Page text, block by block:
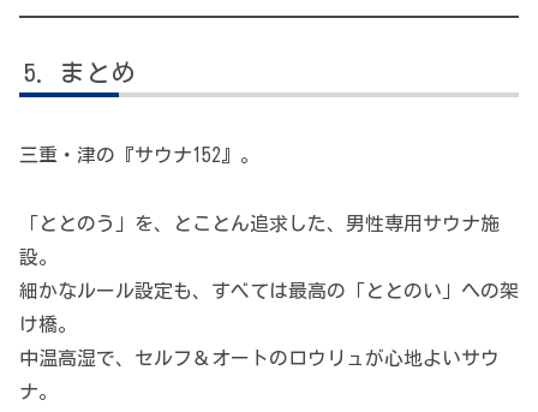
まとめ
三重・津の『サウナ152』。
「ととのう」を、とことん追求した、男性専用サウナ施
設。
細かなルール設定も、すべては最高の「ととのい」への架
け橋。
中温高湿で、セルフ＆オートのロウリュが心地よいサウ
ナ。